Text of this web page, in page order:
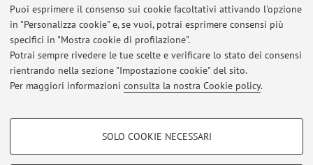
Puoi esprimere il consenso sui cookie facoltativi attivando l'opzione
in "Personalizza cookie" e, se vuoi, potrai esprimere consensi più
specifici in "Mostra cookie di profilazione".
Potrai sempre rivedere le tue scelte e verificare lo stato dei consensi
rientrando nella sezione "Impostazione cookie" del sito.
Per maggiori informazioni consulta la nostra Cookie policy.
COOKIE DI PROFILAZIONE - FACOLTATIVI
SOLO COOKIE NECESSARI
© 2026 - ALMA MATER STUDIORUM - Università di Bologna - Via
Zamboni, 33 - 40126 Bologna - Partita IVA: 01131710376
Privacy|Note legali|Impostazioni Cookie